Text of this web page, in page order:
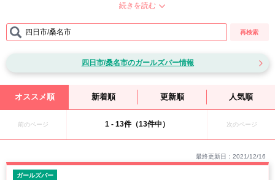
す。地元の人だけでなく名古屋からのお客さんも多く、朝まで賑わいを見せてい
■四日市…三重県北部にある四日市市は県北部の代表都市であり、県内最大の人
あることから商業も発展しました。また、近鉄名古屋線が乗り入れるので、東海
地方の最大都市である名古屋のベッドタウンとしても知られています。名古屋駅
まで20分以内で着く為、何かと便利な立地です。人の出入りが常に激しい街のた
め、ガールズバーのお客さんは出張や転勤でやってくる人が多いのが特徴的で
す。
■桑名市…桑名市は三重県の北部にある街となります。名古屋からでも25km圏内
程で名古屋駅に着くことができます。また名産品には海の幸のハマグリ、山の幸
ではたけのこ、名水を活かしたお酒や和菓子などが沢山揃っております。「桑名
な雰囲気ですが、ガールズバーの内装はオシャレなものが多く、年齢層も18～25
才と若い子が多いので気兼ねなく働けます！
四日市/桑名市 再検索
四日市/桑名市のガールズバー情報
オススメ順 新着順 更新順 人気順
前のページ 1 - 13件（13件中） 次のページ
最終更新日：2021/12/16
ガールズバー